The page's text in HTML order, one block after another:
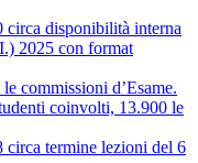
circa disponibilità interna
2025 con format
commissioni d’Esame.
coinvolti, 13.900 le
circa termine lezioni del 6